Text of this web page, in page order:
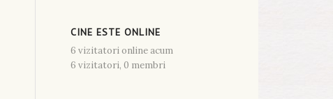
CINE ESTE ONLINE
6 vizitatori online acum
6 vizitatori, 0 membri